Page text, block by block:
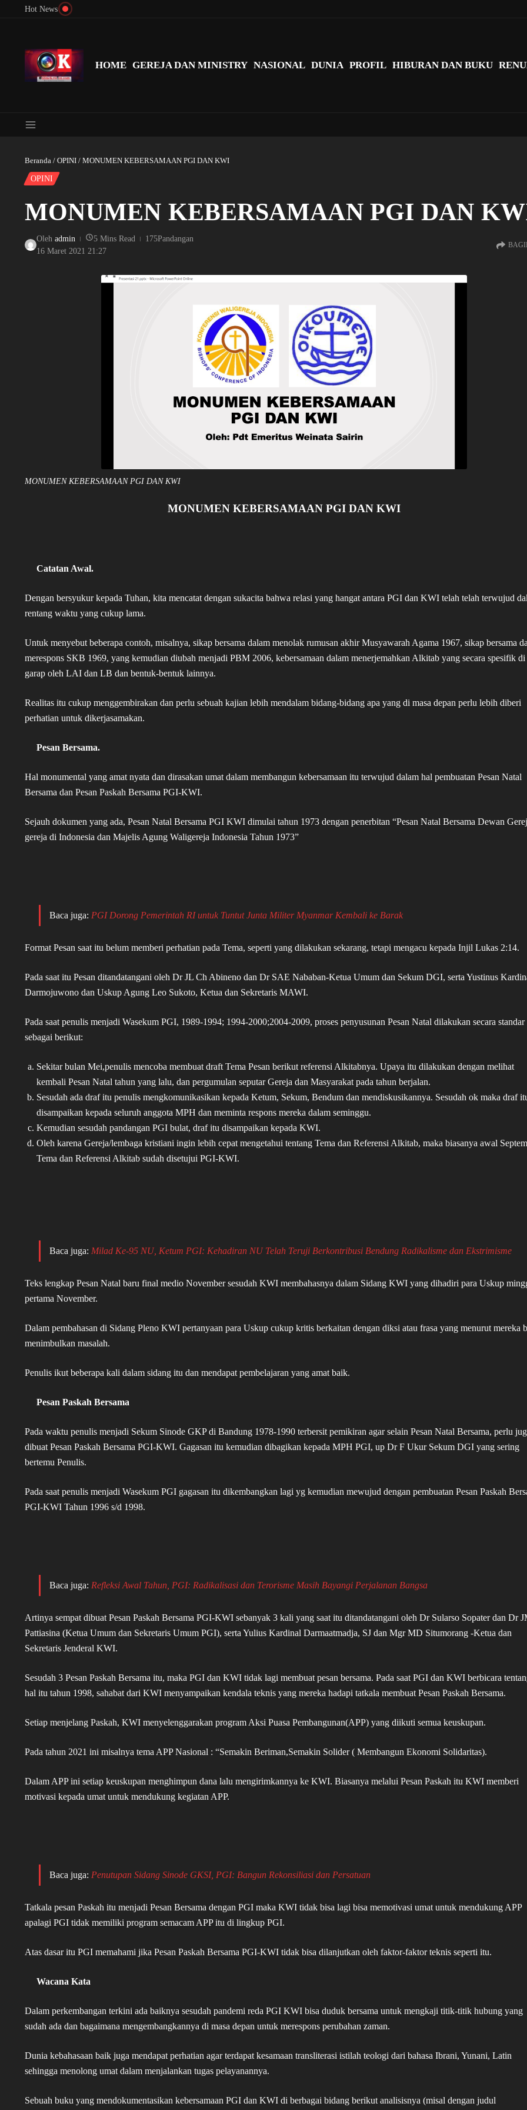
Lewati ke konten
Hot News
HOME GEREJA DAN MINISTRY NASIONAL DUNIA PROFIL HIBURAN DAN BUKU
Beranda / OPINI / MONUMEN KEBERSAMAAN PGI DAN KWI
OPINI
MONUMEN KEBERSAMAAN PGI DAN
Oleh admin 5 Mins Read
175Pandangan
16 Maret 2021 21:27
MONUMEN KEBERSAMAAN PGI DAN KWI
MONUMEN KEBERSAMAAN PGI DAN KWI
Catatan Awal.
Dengan bersyukur kepada Tuhan, kita mencatat dengan sukacita bahwa relasi yang hangat antara PGI dan KWI telah telah terwujud
rentang waktu yang cukup lama.
Untuk menyebut beberapa contoh, misalnya, sikap bersama dalam menolak rumusan akhir Musyawarah Agama 1967, sikap bersama
merespons SKB 1969, yang kemudian diubah menjadi PBM 2006, kebersamaan dalam menerjemahkan Alkitab yang secara spesifik di
garap oleh LAI dan LB dan bentuk-bentuk lainnya.
Realitas itu cukup menggembirakan dan perlu sebuah kajian lebih mendalam bidang-bidang apa yang di masa depan perlu lebih diberi
perhatian untuk dikerjasamakan.
Pesan Bersama.
Hal monumental yang amat nyata dan dirasakan umat dalam membangun kebersamaan itu terwujud dalam hal pembuatan Pesan Natal
Bersama dan Pesan Paskah Bersama PGI-KWI.
Sejauh dokumen yang ada, Pesan Natal Bersama PGI KWI dimulai tahun 1973 dengan penerbitan “Pesan Natal Bersama Dewan
gereja di Indonesia dan Majelis Agung Waligereja Indonesia Tahun 1973”
Baca juga: PGI Dorong Pemerintah RI untuk Tuntut Junta Militer Myanmar Kembali ke Barak
Format Pesan saat itu belum memberi perhatian pada Tema, seperti yang dilakukan sekarang, tetapi mengacu kepada Injil Lukas 2:14.
Pada saat itu Pesan ditandatangani oleh Dr JL Ch Abineno dan Dr SAE Nababan-Ketua Umum dan Sekum DGI, serta Yustinus
Darmojuwono dan Uskup Agung Leo Sukoto, Ketua dan Sekretaris MAWI.
Pada saat penulis menjadi Wasekum PGI, 1989-1994; 1994-2000;2004-2009, proses penyusunan Pesan Natal dilakukan secara standar
sebagai berikut:
Sekitar bulan Mei,penulis mencoba membuat draft Tema Pesan berikut referensi Alkitabnya. Upaya itu dilakukan dengan melihat
kembali Pesan Natal tahun yang lalu, dan pergumulan seputar Gereja dan Masyarakat pada tahun berjalan.
Sesudah ada draf itu penulis mengkomunikasikan kepada Ketum, Sekum, Bendum dan mendiskusikannya. Sesudah ok maka draf
disampaikan kepada seluruh anggota MPH dan meminta respons mereka dalam seminggu.
Kemudian sesudah pandangan PGI bulat, draf itu disampaikan kepada KWI.
Oleh karena Gereja/lembaga kristiani ingin lebih cepat mengetahui tentang Tema dan Referensi Alkitab, maka biasanya awal
Tema dan Referensi Alkitab sudah disetujui PGI-KWI.
Baca juga: Milad Ke-95 NU, Ketum PGI: Kehadiran NU Telah Teruji Berkontribusi Bendung Radikalisme dan Ekstrimisme
Teks lengkap Pesan Natal baru final medio November sesudah KWI membahasnya dalam Sidang KWI yang dihadiri para Uskup
pertama November.
Dalam pembahasan di Sidang Pleno KWI pertanyaan para Uskup cukup kritis berkaitan dengan diksi atau frasa yang menurut mereka
menimbulkan masalah.
Penulis ikut beberapa kali dalam sidang itu dan mendapat pembelajaran yang amat baik.
Pesan Paskah Bersama
Pada waktu penulis menjadi Sekum Sinode GKP di Bandung 1978-1990 terbersit pemikiran agar selain Pesan Natal Bersama, perlu
dibuat Pesan Paskah Bersama PGI-KWI. Gagasan itu kemudian dibagikan kepada MPH PGI, up Dr F Ukur Sekum DGI yang sering
bertemu Penulis.
Pada saat penulis menjadi Wasekum PGI gagasan itu dikembangkan lagi yg kemudian mewujud dengan pembuatan Pesan Paskah
PGI-KWI Tahun 1996 s/d 1998.
Baca juga: Refleksi Awal Tahun, PGI: Radikalisasi dan Terorisme Masih Bayangi Perjalanan Bangsa
Artinya sempat dibuat Pesan Paskah Bersama PGI-KWI sebanyak 3 kali yang saat itu ditandatangani oleh Dr Sularso Sopater dan Dr
Pattiasina (Ketua Umum dan Sekretaris Umum PGI), serta Yulius Kardinal Darmaatmadja, SJ dan Mgr MD Situmorang -Ketua dan
Sekretaris Jenderal KWI.
Sesudah 3 Pesan Paskah Bersama itu, maka PGI dan KWI tidak lagi membuat pesan bersama. Pada saat PGI dan KWI berbicara
hal itu tahun 1998, sahabat dari KWI menyampaikan kendala teknis yang mereka hadapi tatkala membuat Pesan Paskah Bersama.
Setiap menjelang Paskah, KWI menyelenggarakan program Aksi Puasa Pembangunan(APP) yang diikuti semua keuskupan.
Pada tahun 2021 ini misalnya tema APP Nasional : “Semakin Beriman,Semakin Solider ( Membangun Ekonomi Solidaritas).
Dalam APP ini setiap keuskupan menghimpun dana lalu mengirimkannya ke KWI. Biasanya melalui Pesan Paskah itu KWI memberi
motivasi kepada umat untuk mendukung kegiatan APP.
Baca juga: Penutupan Sidang Sinode GKSI, PGI: Bangun Rekonsiliasi dan Persatuan
Tatkala pesan Paskah itu menjadi Pesan Bersama dengan PGI maka KWI tidak bisa lagi bisa memotivasi umat untuk mendukung APP
apalagi PGI tidak memiliki program semacam APP itu di lingkup PGI.
Atas dasar itu PGI memahami jika Pesan Paskah Bersama PGI-KWI tidak bisa dilanjutkan oleh faktor-faktor teknis seperti itu.
Wacana Kata
Dalam perkembangan terkini ada baiknya sesudah pandemi reda PGI KWI bisa duduk bersama untuk mengkaji titik-titik hubung yang
sudah ada dan bagaimana mengembangkannya di masa depan untuk merespons perubahan zaman.
Dunia kebahasaan baik juga mendapat perhatian agar terdapat kesamaan transliterasi istilah teologi dari bahasa Ibrani, Yunani, Latin
sehingga menolong umat dalam menjalankan tugas pelayanannya.
Sebuah buku yang mendokumentasikan kebersamaan PGI dan KWI di berbagai bidang berikut analisisnya (misal dengan judul